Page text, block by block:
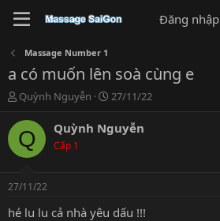
Đăng nhập
Massage Number 1
a có muốn lên soà cùng e
T
r
e
a
s
t
a
Quỳnh Nguyễn
N
à
y
27/11/22
Q Quỳnh Nguyễn
Cấp 1
27/11/22
hé lu lu cả nhà yêu dấu !!!